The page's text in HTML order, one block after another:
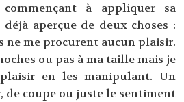
à appliquer sa
aperçue de deux choses :
ne me procurent aucun plaisir.
ou pas à ma taille mais je
en les manipulant. Un
de coupe ou juste le sentiment